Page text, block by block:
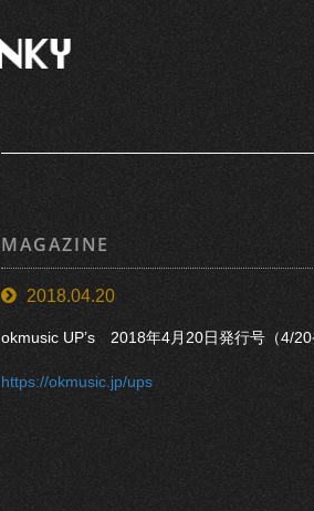
MAGAZINE
2018.04.20
okmusic UP’s 2018年4月20日発行号（4/20
https://okmusic.jp/ups